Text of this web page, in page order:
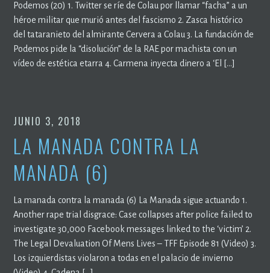
Podemos (20) 1. Twitter se ríe de Colau por llamar “facha” a un
héroe militar que murió antes del fascismo 2. Zasca histórico
del tataranieto del almirante Cervera a Colau 3. La fundación de
Podemos pide la “disolución” de la RAE por machista con un
vídeo de estética etarra 4. Carmena inyecta dinero a ‘El […]
JUNIO 3, 2018
LA MANADA CONTRA LA
MANADA (6)
La manada contra la manada (6) La Manada sigue actuando 1.
Another rape trial disgrace: Case collapses after police failed to
investigate 30,000 Facebook messages linked to the ‘victim’ 2.
The Legal Devaluation Of Mens Lives – TFF Episode 81 (Video) 3.
Los izquierdistas violaron a todas en el palacio de invierno